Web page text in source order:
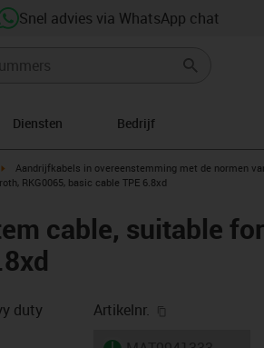
Snel advies via WhatsApp chat
Diensten Bedrijf
igus-icon-arrow-right
Aandrijfkabels in overeenstemming met de normen
RKG0065, basic cable TPE 6.8xd
cable, suitable
duty
Artikelnr.